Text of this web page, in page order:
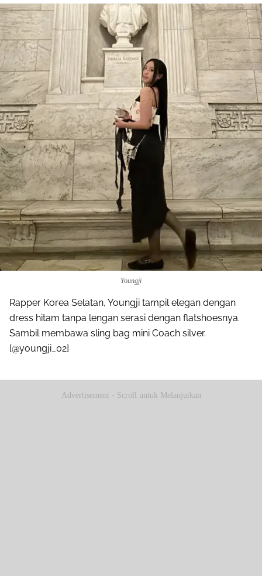
Youngji
Rapper Korea Selatan, Youngji tampil elegan dengan
dress hitam tanpa lengan serasi dengan flatshoesnya.
Sambil membawa sling bag mini Coach silver.
[@youngji_02]
Advertisement - Scroll untuk Melanjutkan